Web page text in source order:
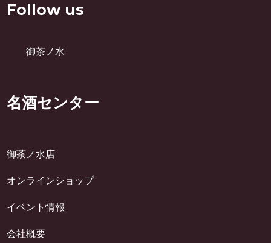
Follow us
御茶ノ水
名酒センター
御茶ノ水店
オンラインショップ
イベント情報
会社概要